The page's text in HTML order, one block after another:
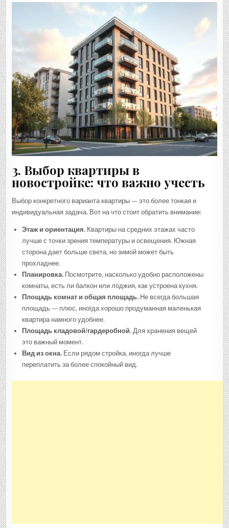
3. Выбор квартиры в
новостройке: что важно учесть
Выбор конкретного варианта квартиры — это более тонкая и
индивидуальная задача. Вот на что стоит обратить внимание:
Этаж и ориентация. Квартиры на средних этажах часто
лучше с точки зрения температуры и освещения. Южная
сторона дает больше света, но зимой может быть
прохладнее.
Планировка. Посмотрите, насколько удобно расположены
комнаты, есть ли балкон или лоджия, как устроена кухня.
Площадь комнат и общая площадь. Не всегда большая
площадь — плюс, иногда хорошо продуманная маленькая
квартира намного удобнее.
Площадь кладовой/гардеробной. Для хранения вещей
это важный момент.
Вид из окна. Если рядом стройка, иногда лучше
переплатить за более спокойный вид.